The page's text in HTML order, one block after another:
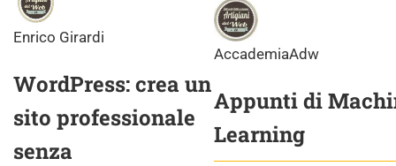
Enrico Girardi
WordPress: crea un
sito professionale
senza
AccademiaAdw
Appunti di
Learning